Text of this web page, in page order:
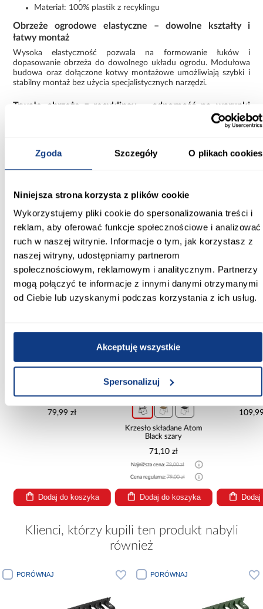
Zgoda Szczegóły O plikach cookies
Niniejsza strona korzysta z plików cookie
Wykorzystujemy pliki cookie do spersonalizowania treści i
reklam, aby oferować funkcje społecznościowe i analizować
ruch w naszej witrynie. Informacje o tym, jak korzystasz z
naszej witryny, udostępniamy partnerom
społecznościowym, reklamowym i analitycznym. Partnerzy
mogą połączyć te informacje z innymi danymi otrzymanymi
od Ciebie lub uzyskanymi podczas korzystania z ich usług.
Akceptuję wszystkie
Spersonalizuj
Materiał: 100% plastik z recyklingu
Obrzeże ogrodowe elastyczne – dowolne kształty i
łatwy montaż
Wysoka elastyczność pozwala na formowanie łuków i
dopasowanie obrzeża do dowolnego układu ogrodu. Modułowa
budowa oraz dołączone kotwy montażowe umożliwiają szybki i
stabilny montaż bez użycia specjalistycznych narzędzi.
Trwałe obrzeże z recyklingu – odporność na warunki
deszcze. Dzięki temu zachowuje swoją funkcjonalność i
Informacje o produkcie
Inni Klienci sprawdzali również
PORÓWNAJ
plastikowe Eden antracyt
79,99 zł
Dodaj do koszyka
PORÓWNAJ
Krzesło składane Atom
Black szary
71,10 zł
Najniższa cena:79,00 zł
Cena regularna:79,00 zł
Dodaj do koszyka
Klienci, którzy kupili ten produkt nabyli
również
PORÓWNAJ PORÓWNAJ